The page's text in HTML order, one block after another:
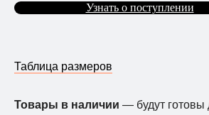
Узнать о поступлении
Таблица размеров
Товары в наличии — будут готовы